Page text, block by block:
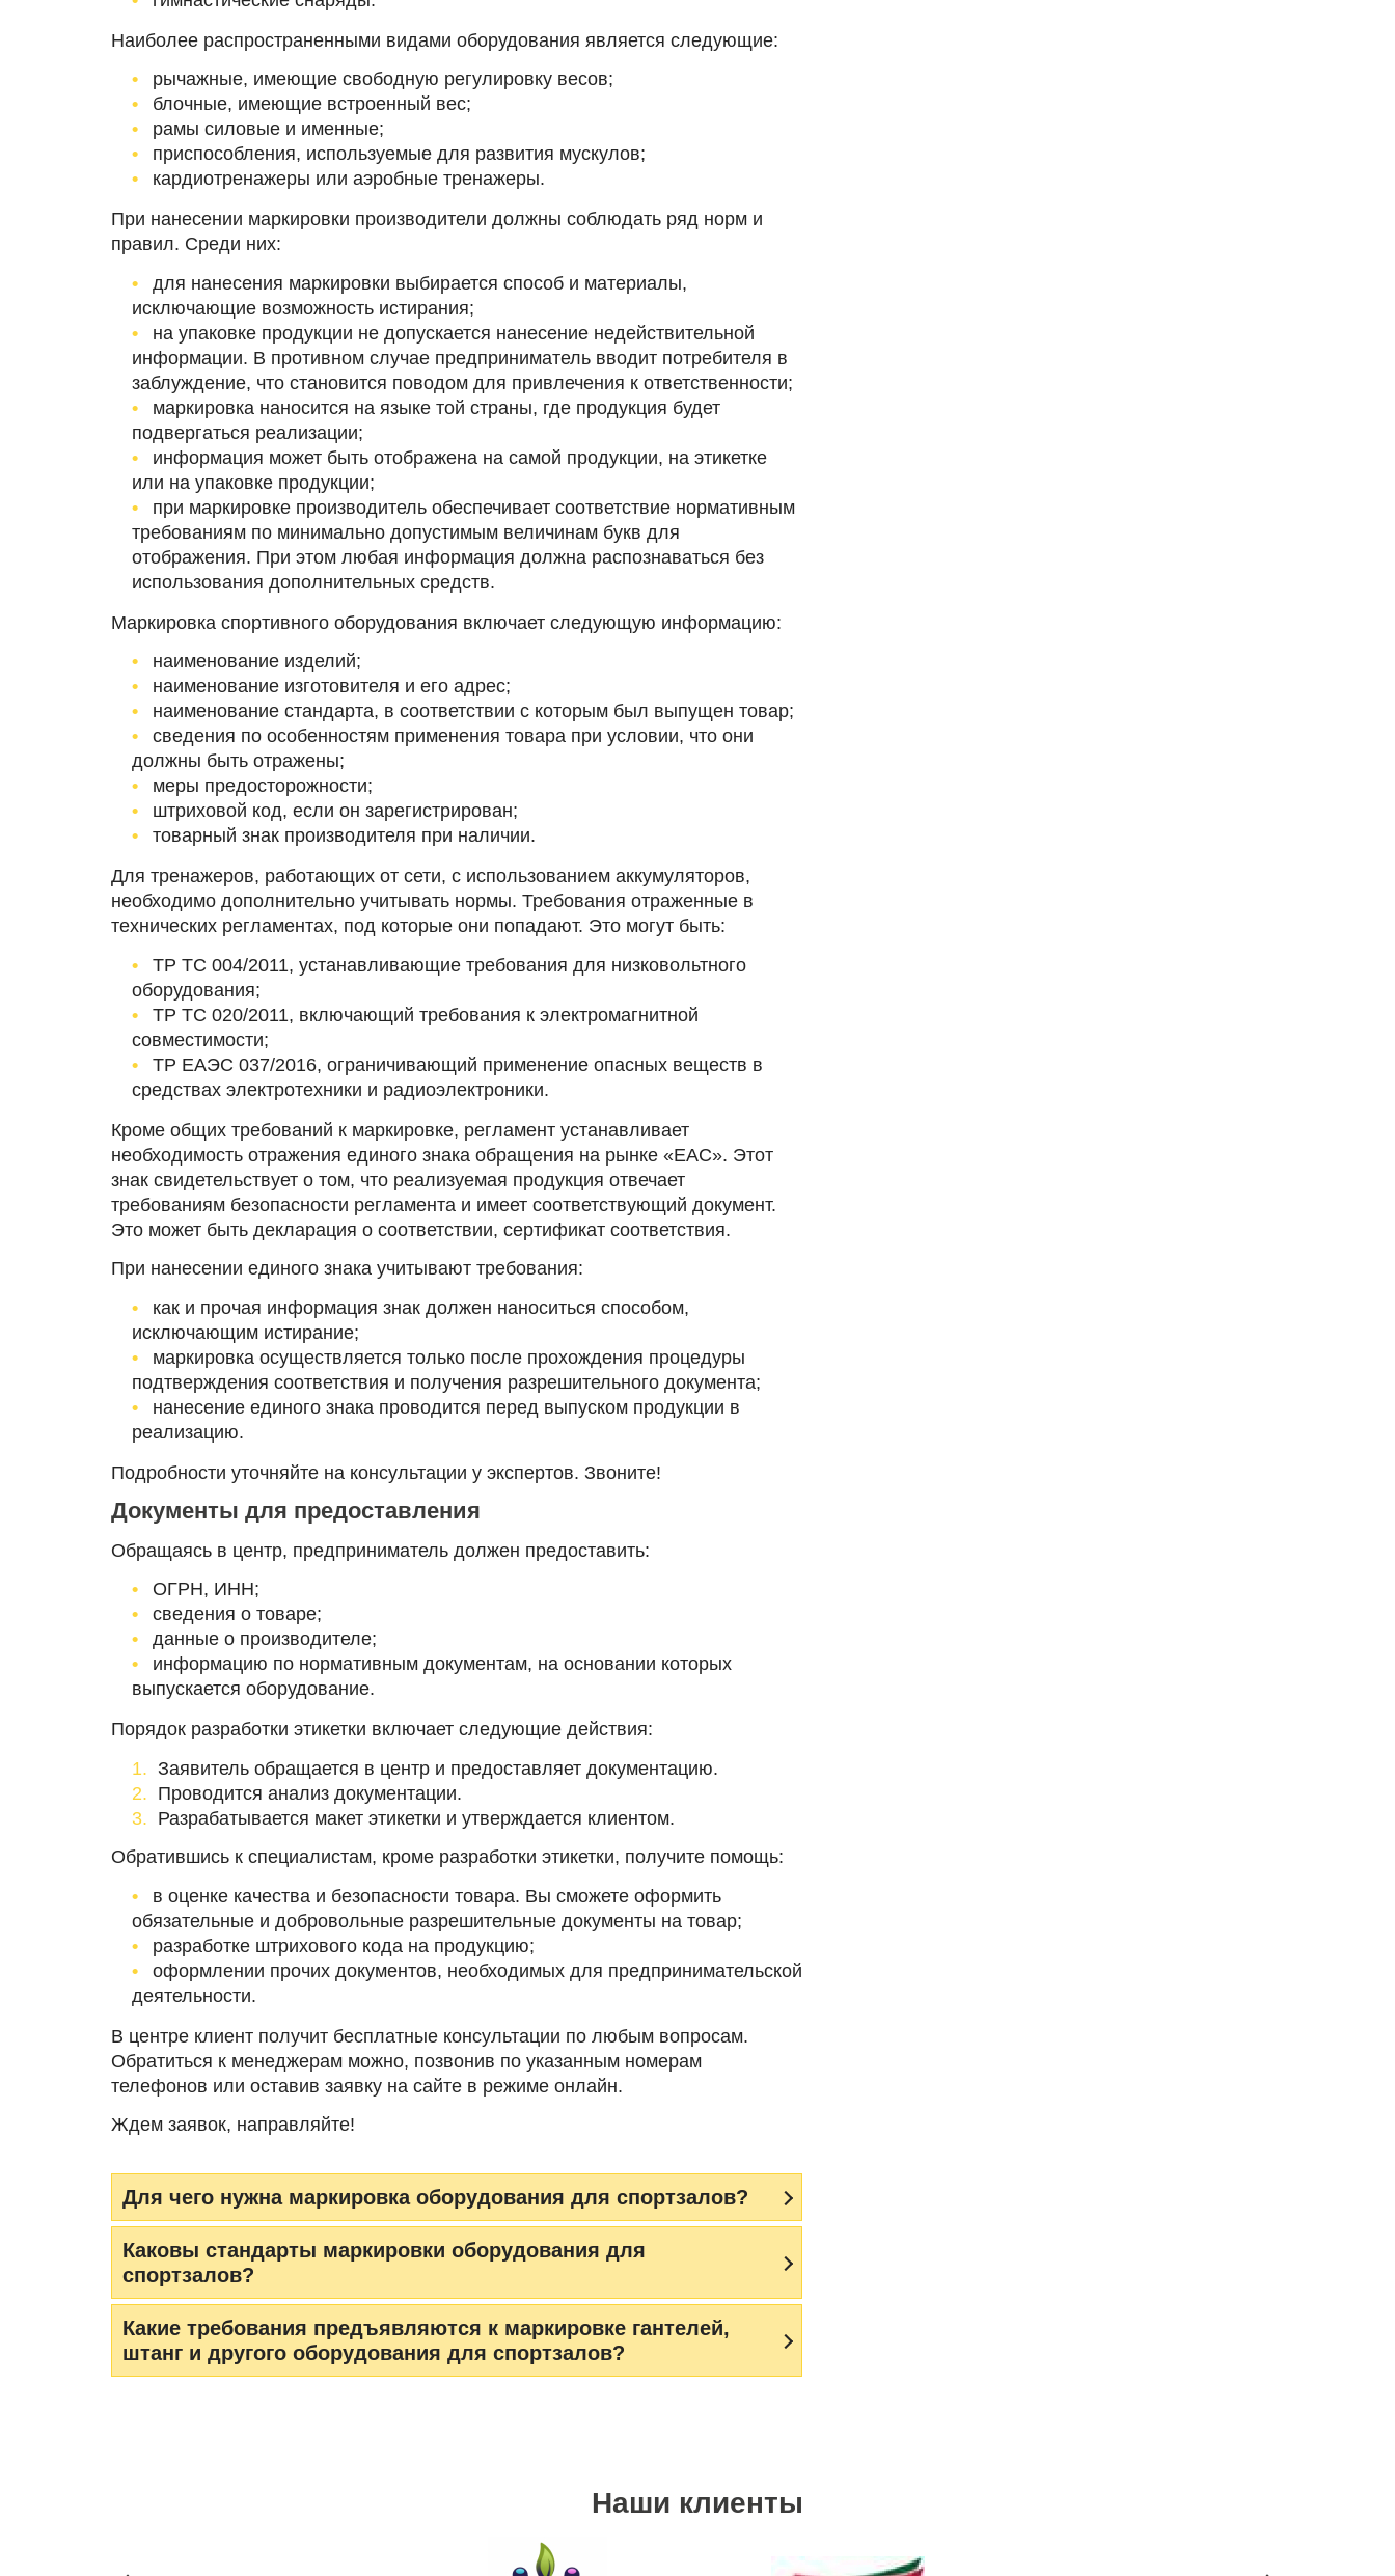
Наиболее распространенными видами оборудования является следующие:
рычажные, имеющие свободную регулировку весов;
блочные, имеющие встроенный вес;
рамы силовые и именные;
приспособления, используемые для развития мускулов;
кардиотренажеры или аэробные тренажеры.
При нанесении маркировки производители должны соблюдать ряд норм и
правил. Среди них:
для нанесения маркировки выбирается способ и материалы,
исключающие возможность истирания;
на упаковке продукции не допускается нанесение недействительной
информации. В противном случае предприниматель вводит потребителя в
заблуждение, что становится поводом для привлечения к ответственности;
маркировка наносится на языке той страны, где продукция будет
подвергаться реализации;
информация может быть отображена на самой продукции, на этикетке
или на упаковке продукции;
при маркировке производитель обеспечивает соответствие нормативным
требованиям по минимально допустимым величинам букв для
отображения. При этом любая информация должна распознаваться без
использования дополнительных средств.
Маркировка спортивного оборудования включает следующую информацию:
наименование изделий;
наименование изготовителя и его адрес;
наименование стандарта, в соответствии с которым был выпущен товар;
сведения по особенностям применения товара при условии, что они
должны быть отражены;
меры предосторожности;
штриховой код, если он зарегистрирован;
товарный знак производителя при наличии.
Для тренажеров, работающих от сети, с использованием аккумуляторов,
необходимо дополнительно учитывать нормы. Требования отраженные в
технических регламентах, под которые они попадают. Это могут быть:
ТР ТС 004/2011, устанавливающие требования для низковольтного
оборудования;
ТР ТС 020/2011, включающий требования к электромагнитной
совместимости;
ТР ЕАЭС 037/2016, ограничивающий применение опасных веществ в
средствах электротехники и радиоэлектроники.
Кроме общих требований к маркировке, регламент устанавливает
необходимость отражения единого знака обращения на рынке «ЕАС». Этот
знак свидетельствует о том, что реализуемая продукция отвечает
требованиям безопасности регламента и имеет соответствующий документ.
Это может быть декларация о соответствии, сертификат соответствия.
При нанесении единого знака учитывают требования:
как и прочая информация знак должен наноситься способом,
исключающим истирание;
маркировка осуществляется только после прохождения процедуры
подтверждения соответствия и получения разрешительного документа;
нанесение единого знака проводится перед выпуском продукции в
реализацию.
Подробности уточняйте на консультации у экспертов. Звоните!
Документы для предоставления
Обращаясь в центр, предприниматель должен предоставить:
ОГРН, ИНН;
сведения о товаре;
данные о производителе;
информацию по нормативным документам, на основании которых
выпускается оборудование.
Порядок разработки этикетки включает следующие действия:
Заявитель обращается в центр и предоставляет документацию.
Проводится анализ документации.
Разрабатывается макет этикетки и утверждается клиентом.
Обратившись к специалистам, кроме разработки этикетки, получите помощь:
в оценке качества и безопасности товара. Вы сможете оформить
обязательные и добровольные разрешительные документы на товар;
разработке штрихового кода на продукцию;
оформлении прочих документов, необходимых для предпринимательской
деятельности.
В центре клиент получит бесплатные консультации по любым вопросам.
Обратиться к менеджерам можно, позвонив по указанным номерам
телефонов или оставив заявку на сайте в режиме онлайн.
Ждем заявок, направляйте!
Для чего нужна маркировка оборудования для спортзалов?
Каковы стандарты маркировки оборудования для
спортзалов?
Какие требования предъявляются к маркировке гантелей,
штанг и другого оборудования для спортзалов?
Наши клиенты